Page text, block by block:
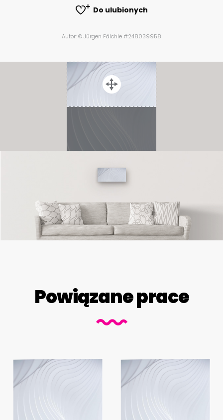
Do ulubionych
Autor: © Jürgen Fälchle #248039958
Powiązane prace